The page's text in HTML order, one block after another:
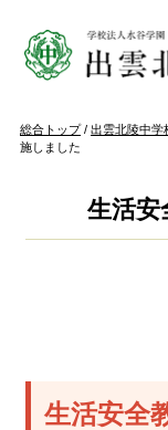
現
在
総合トップ/ 出雲北陵中学
施しました
生活安
生活安全